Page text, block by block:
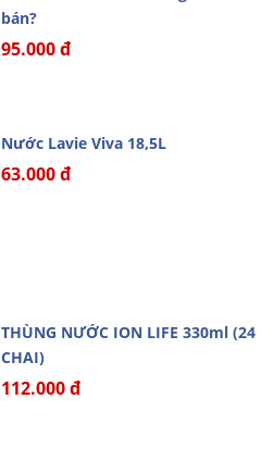
bán?
95.000 đ
Nước Lavie Viva 18,5L
63.000 đ
THÙNG NƯỚC ION LIFE 330ml (24
CHAI)
112.000 đ